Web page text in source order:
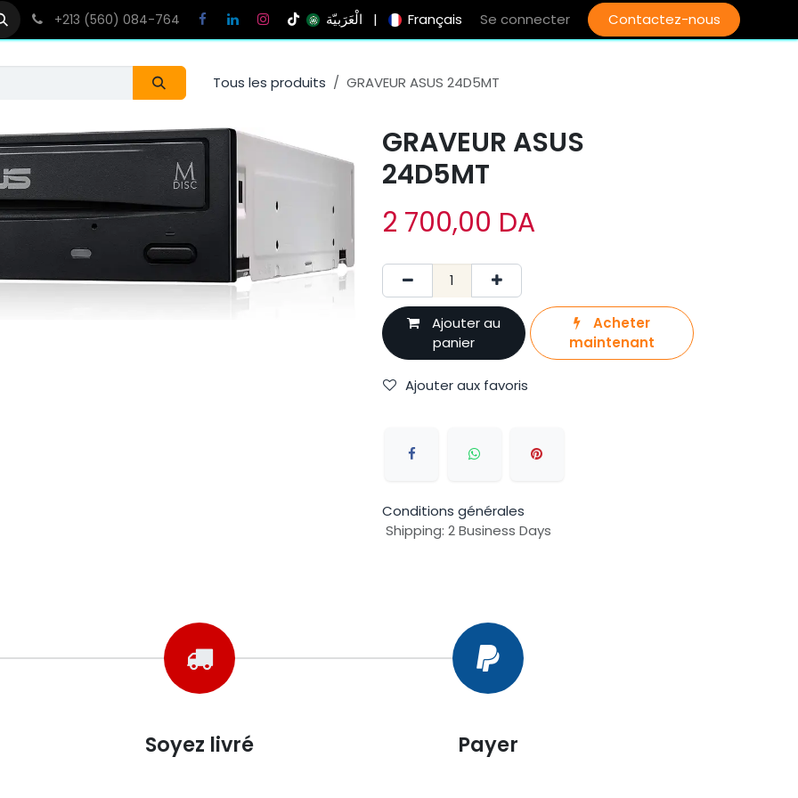
+213 (560) 084-764 الْعَرَبيّة | Français Se connecter Contactez-nous
Tous les produits GRAVEUR ASUS 24D5MT
GRAVEUR ASUS
24D5MT
2 700,00 DA
Ajouter au
panier
Acheter
maintenant
Ajouter aux favoris
Conditions générales
Shipping: 2 Business Days
Soyez livré Payer